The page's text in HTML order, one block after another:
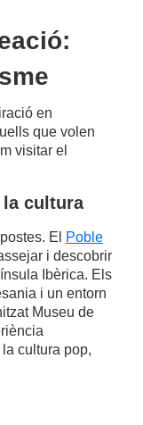
en
que volen
visitar el
la cultura
El
Poble
i descobrir
Ibèrica. Els
i un entorn
Museu de
cultura pop,